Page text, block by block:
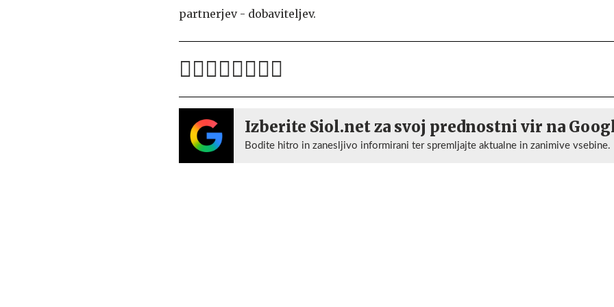
partnerjev - dobaviteljev.
Izberite Siol.net za svoj prednostni vir na
Bodite hitro in zanesljivo informirani ter spremljajte aktualne in zanimive vsebine.